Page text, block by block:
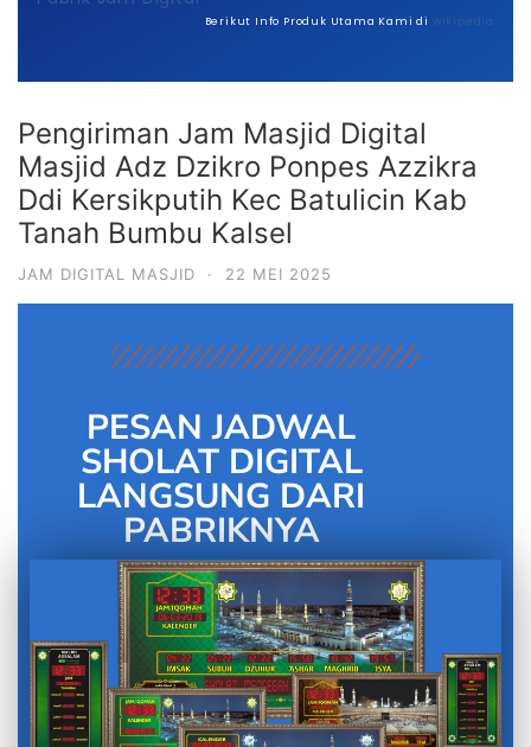
Berikut Info Produk Utama Kami di wikipedia
Pengiriman Jam Masjid Digital
Masjid Adz Dzikro Ponpes Azzikra
Ddi Kersikputih Kec Batulicin Kab
Tanah Bumbu Kalsel
JAM DIGITAL MASJID · 22 MEI 2025
PESAN JADWAL
SHOLAT DIGITAL
LANGSUNG DARI
PABRIKNYA